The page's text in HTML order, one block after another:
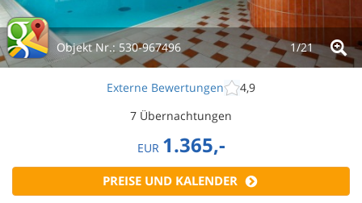
Objekt Nr.: 530-967496 1/21
Externe Bewertungen
4,9
7 Übernachtungen
EUR 1.365,-
PREISE UND KALENDER